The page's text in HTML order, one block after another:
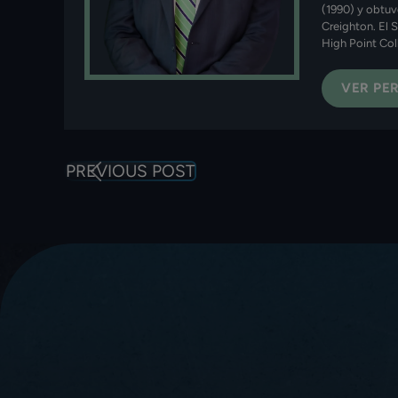
(1990) y
Creighton. El
High Point
VER
PREVIOUS POST